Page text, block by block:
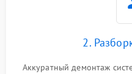
2.
Аккуратный демонтаж